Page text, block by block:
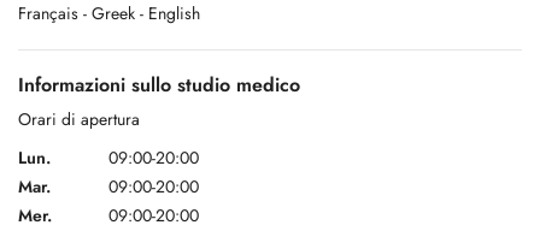
Français - Greek - English
Informazioni sullo studio medico
Orari di apertura
Lun.
09:00-20:00
Mar.
09:00-20:00
Mer.
09:00-20:00